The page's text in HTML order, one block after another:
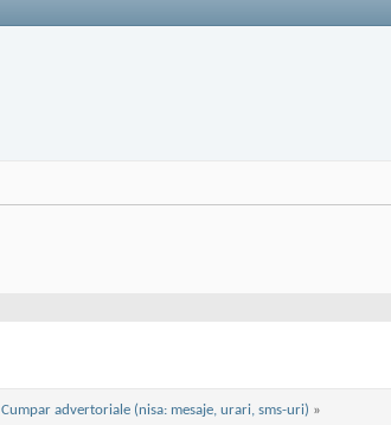
Cumpar advertoriale (nisa: mesaje, urari, sms-uri) »